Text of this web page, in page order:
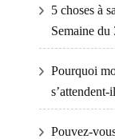
5 choses à
Semaine du
Pourquoi
s’attendent-
Pouvez-